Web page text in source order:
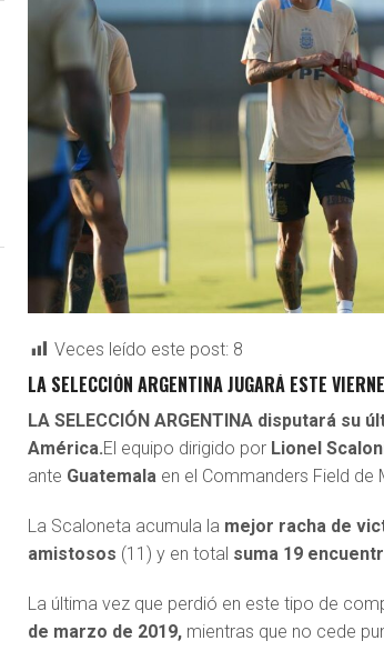
Veces leído este post: 8
LA SELECCIÓN ARGENTINA JUGARÁ ESTE
LA SELECCIÓN ARGENTINA disputará
América.El equipo dirigido por Lionel
ante Guatemala en el Commanders Field de
La Scaloneta acumula la mejor racha de
amistosos (11) y en total suma 19
La última vez que perdió en este tipo de
de marzo de 2019, mientras que no cede